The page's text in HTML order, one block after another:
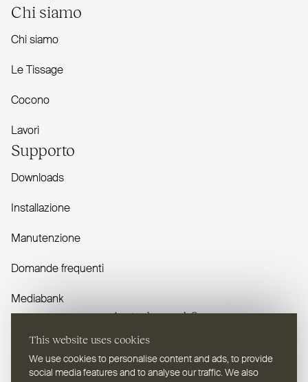
This website uses cookies
We use cookies to personalise content and ads, to provide
social media features and to analyse our traffic. We also
Chi siamo
Chi siamo
Le Tissage
Cocono
Lavori
Supporto
Downloads
Installazione
Manutenzione
Domande frequenti
Mediabank
Avete domande?